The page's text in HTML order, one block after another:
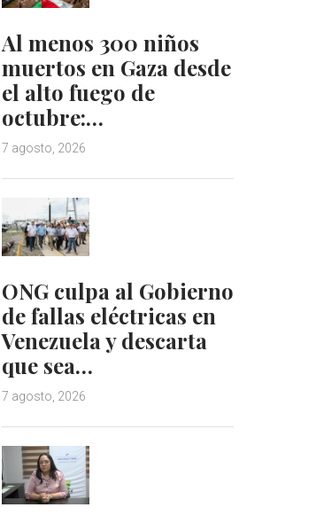
Al menos 300 niños
muertos en Gaza desde
el alto fuego de
octubre:…
7 agosto, 2026
ONG culpa al Gobierno
de fallas eléctricas en
Venezuela y descarta
que sea…
7 agosto, 2026